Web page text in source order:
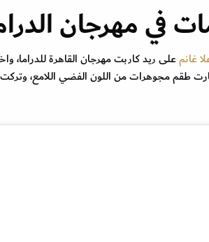
في مهرجان
غانمعلى ريد كاربت مهرجان القاهرة
طقم مجوهرات من اللون الفضي اللامع،